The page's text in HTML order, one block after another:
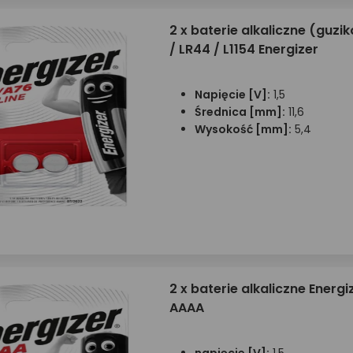
2 x baterie alkaliczne
/ LR44 / L1154 Energizer
Napięcie [V]: 1,5
Średnica [mm]: 11,6
Wysokość [mm]: 5,4
2 x baterie alkaliczne
AAAA